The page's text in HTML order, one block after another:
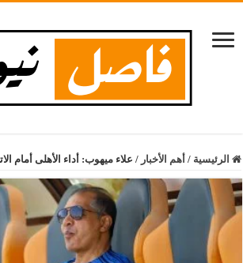
الرئيسية / أهم الأخبار / علاء ميهوب: أداء الأهلى أمام